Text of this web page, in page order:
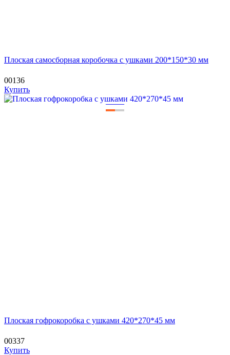
Плоская самосборная коробочка с ушками 200*150*30 мм
00136
Купить
——
Плоская гофрокоробка с ушками 420*270*45 мм
00337
Купить